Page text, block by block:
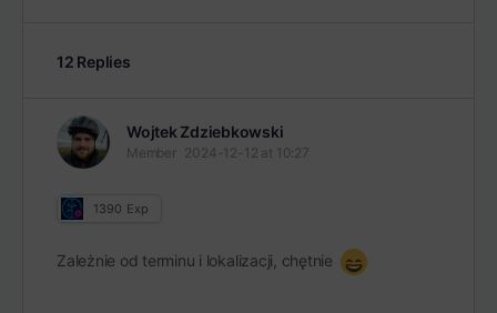
12 Replies
Wojtek Zdziebkowski
Member 2024-12-12 at 10:27
1390 Exp
Zależnie od terminu i lokalizacji, chętnie